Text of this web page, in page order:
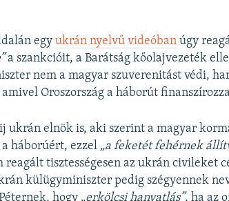
egyukrán nyelvű videóban úgy
a szankcióit, a Barátság kőolajvezeték
nem a magyar szuverenitást védi,
amivel Oroszország a háborút
ukrán elnök is, aki szerint a magyar
háborúért, ezzel „a feketét fehérnek
tisztességesen az ukrán civileket
külügyminiszter pedig szégyennek
hogy „erkölcsi hanyatlás”, ha az